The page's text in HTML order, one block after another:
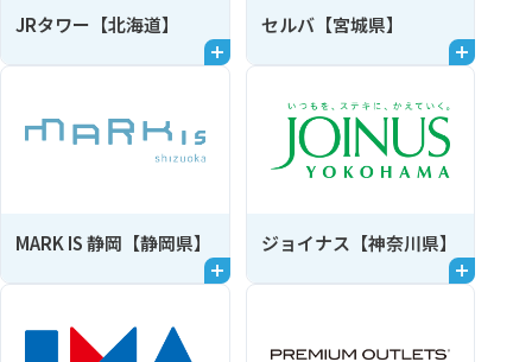
JRタワー【北海道】 セルバ【宮城県】
MARK IS 静岡【静岡県】 ジョイナス【神奈川県】